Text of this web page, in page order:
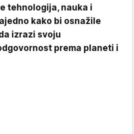
tehnologija, nauka i
kako bi osnažile
izrazi svoju
prema planeti i